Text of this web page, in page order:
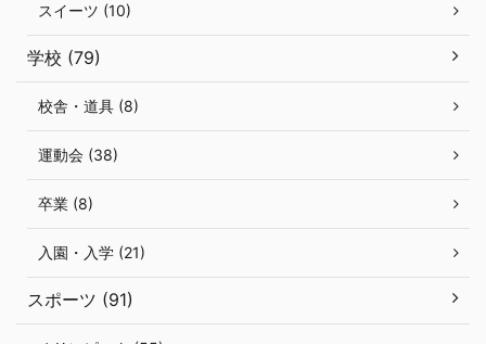
スイーツ (10)
学校 (79)
校舎・道具 (8)
運動会 (38)
卒業 (8)
入園・入学 (21)
スポーツ (91)